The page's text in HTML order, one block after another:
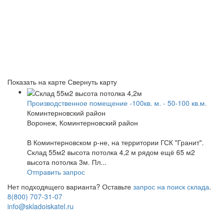
Показать на карте Свернуть карту
Производственное помещение -100кв. м. - 50-100 кв.м.
Коминтерновский район
Воронеж, Коминтерновский район
В Коминтерновском р-не, на территории ГСК "Гранит".
Склад 55м2 высота потолка 4,2 м рядом ещё 65 м2
высота потолка 3м. Пл...
Отправить запрос
Нет подходящего варианта? Оставьте запрос на поиск склада.
8(800) 707-31-07
info@skladoiskatel.ru